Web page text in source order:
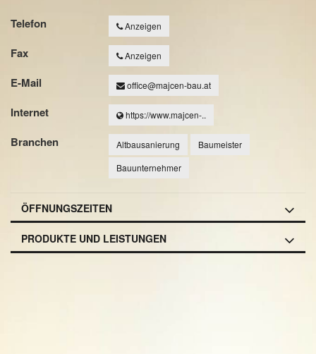
Telefon Anzeigen
Fax Anzeigen
E-Mail office@majcen-bau.at
Internet https://www.majcen-..
Branchen Altbausanierung
Baumeister
Bauunternehmer
ÖFFNUNGSZEITEN
PRODUKTE UND LEISTUNGEN